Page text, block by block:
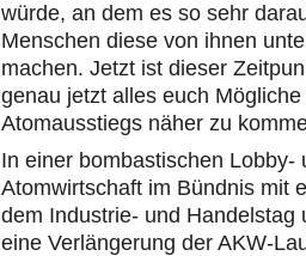
würde, an dem es so sehr
Menschen diese von ihnen
machen. Jetzt ist dieser
genau jetzt alles euch
Atomausstiegs näher zu
In einer bombastischen Lobby-
Atomwirtschaft im Bündnis mit
dem Industrie- und Handelstag
eine Verlängerung der AKW-